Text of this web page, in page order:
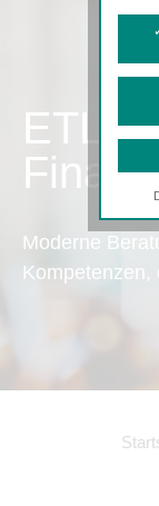
ETL
Moderne
Kompetenzen,